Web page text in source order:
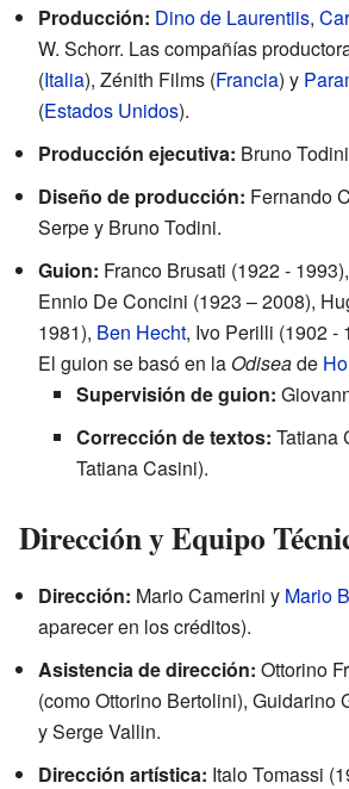
Producción: Dino de Laurentiis,
W. Schorr. Las compañías
(Italia), Zénith Films (Francia) y
(Estados Unidos).
Producción ejecutiva: Bruno
Diseño de producción: Fernando
Serpe y Bruno Todini.
Guion: Franco Brusati (1922 -
Ennio De Concini (1923 – 2008),
1981), Ben Hecht, Ivo Perilli (1902 -
El guion se basó en la Odiseade
Supervisión de guion:
Corrección de textos: Tatiana
Tatiana Casini).
Dirección y Equipo
Dirección: Mario Camerini y Mario
aparecer en los créditos).
Asistencia de dirección: Ottorino
(como Ottorino Bertolini), Guidarino
y Serge Vallin.
Dirección artística: Italo Tomassi